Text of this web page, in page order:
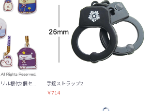
手錠ストラップ2
￥714